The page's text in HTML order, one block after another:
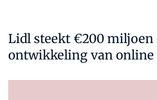
Lidl steekt €200
ontwikkeling van online